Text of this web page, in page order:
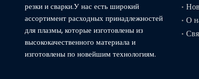
резки и сварки.У нас есть широкий
ассортимент расходных принадлежностей
для плазмы, которые изготовлены из
высококачественного материала и
изготовлены по новейшим технологиям.
О